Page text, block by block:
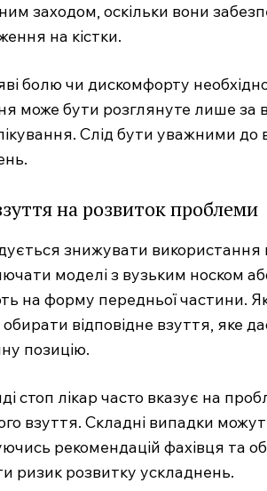
професійний
портал
заходом, оскільки вони
на кістки.
болю чи дискомфорту
може бути розглянуте лише за
Слід бути уважними
на розвиток проблеми
знижувати
моделі з вузьким носком
на форму передньої частини.
відповідне взуття, яке
позицію.
стоп лікар часто вказує на
взуття. Складні випадки
рекомендацій фахівця та
ризик розвитку ускладнень.